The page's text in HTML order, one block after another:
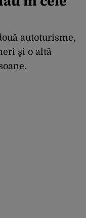
autoturisme,
şi o altă